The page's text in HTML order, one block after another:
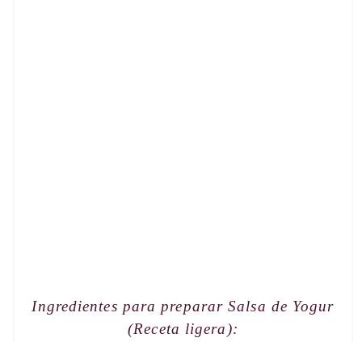
Ingredientes para prepararSalsa de Yogur
(Receta ligera):